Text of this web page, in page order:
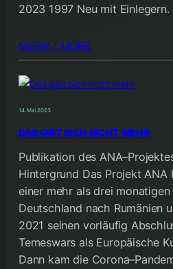
2023 1997 Neu mit Einlegern.
MEHR / MORE
14. Mai 2023
DAS GIBT SICH NICHT MEHR
Publikation des
Hintergrund Das Projekt ANA
einer mehr als drei
Deutschland nach Rumänien
2021 seinen vorläufig
Temeswars als Europäische
Dann kam die